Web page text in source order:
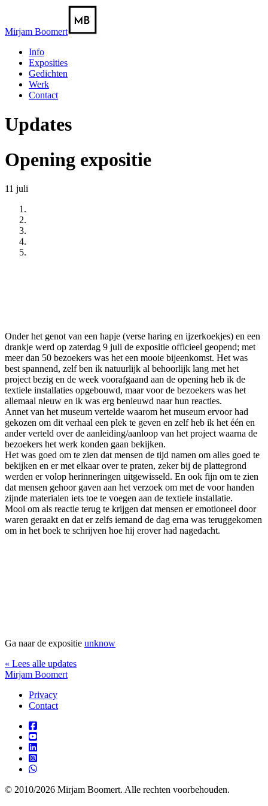
Mirjam Boomert
Info
Exposities
Gedichten
Werk
Contact
Updates
Opening expositie
11 juli
Onder het genot van een hapje (verse haring en ijzerkoekjes) en een
drankje werd op zaterdag 9 juli de expositie officieel geopend; met
meer dan 50 bezoekers was het een mooie bijeenkomst. Het was
best spannend, zelf ben ik natuurlijk al behoorlijk lang met het
project bezig en de week voorafgaand aan de opening heb ik de
textiele installaties opgebouwd, maar voor de bezoekers was het
allemaal nieuw en ik was erg benieuwd naar hun reacties.
Annet van het museum vertelde waarom het museum ervoor had
gekozen om dit verhaal een plek te geven en zelf heb ik het één en
ander verteld over de aanleiding/aanloop van het project waarna de
bezoekers het werk konden gaan bekijken.
Het was goed om te zien dat mensen de tijd namen om alles goed te
bekijken en er met elkaar over te praten, zeker bij de plattegrond
werden er volop herinneringen uitgewisseld. En ook fijn om te zien
dat mensen gehoor gaven aan het verzoek om met de voor handen
zijnde materialen iets toe te voegen aan de textiele installatie.
Mooi om als reactie terug te krijgen dat mensen er emotioneel door
waren geraakt en dat er zelfs iemand de dag erna was teruggekomen
om in het boek te schrijven hoe hij erover had nagedacht.
Ga naar de expositie unknow
« Lees alle updates
Mirjam Boomert
Privacy
Contact
© 2010/2026 Mirjam Boomert. Alle rechten voorbehouden.